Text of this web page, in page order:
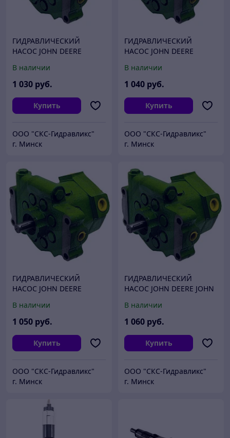
ГИДРАВЛИЧЕСКИЙ
НАСОС JOHN DEERE
В наличии
1 030 руб.
Купить
ООО "СКС-Гидравликс"
г. Минск
ГИДРАВЛИЧЕСКИЙ
НАСОС JOHN DEERE
В наличии
1 040 руб.
Купить
ООО "СКС-Гидравликс"
г. Минск
ГИДРАВЛИЧЕСКИЙ
НАСОС JOHN DEERE
AR39019, AR39168,
AR89061
В наличии
1 050 руб.
Купить
ООО "СКС-Гидравликс"
г. Минск
ГИДРАВЛИЧЕСКИЙ
НАСОС JOHN DEERE JOHN
REXROTH R986110935
В наличии
1 060 руб.
Купить
ООО "СКС-Гидравликс"
г. Минск